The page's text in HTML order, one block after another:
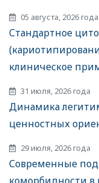
05 августа, 2026 года
Стандартное
клиническое
31 июля, 2026 года
Динамика
ценностных
29 июля, 2026 года
Современные